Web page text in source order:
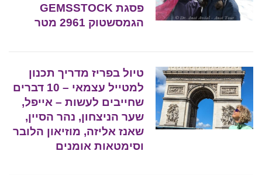
פסגת GEMSSTOCK
הגמסשטוק 2961 מטר
טיול בפריז מדריך תכנון
למטייל עצמאי – 10 דברים
שחייבים לעשות – אייפל,
שער הניצחון, נהר הסיין,
שאנז אליזה, מוזיאון הלובר
וסימטאות אומנים